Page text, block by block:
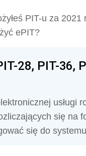
PIT-u za
ePIT?
28, PIT-36,
usługi
się na
się do